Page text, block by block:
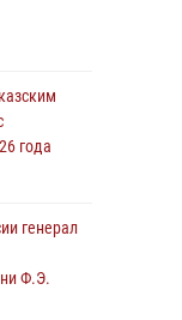
в
в
года
генерал
Ф.Э.